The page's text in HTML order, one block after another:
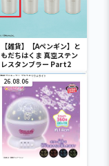
【雑貨】【Aペンギン】と
もだちはくま 真空ステン
レスタンブラー Part2
26.08.06